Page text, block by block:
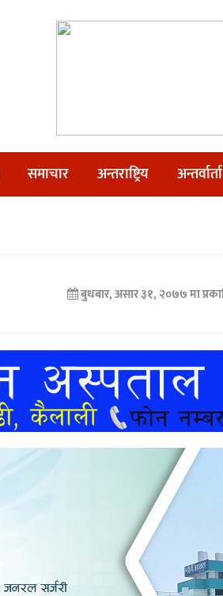
समाचार अन्तराष्ट्रिय अन्तर्वार्ता
बुधबार, असार ३१, २०७७ मा